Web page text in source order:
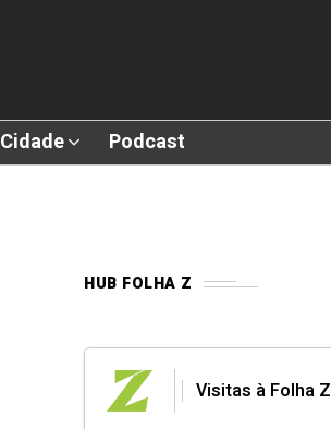
Cidade Podcast
HUB FOLHA Z
Visitas à Folha Z